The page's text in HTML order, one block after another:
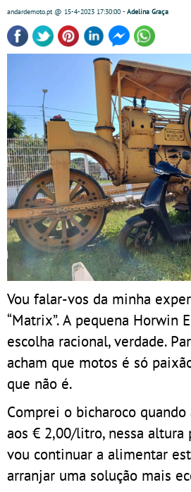
andardemoto.pt@ 15-4-2023 17:30:00 - Adelina Graça
Vou falar-vos da minha
“Matrix”. A pequena Horwin
escolha racional, verdade.
acham que motos é só
que não é.
Comprei o bicharoco
aos € 2,00/litro, nessa altura
vou continuar a alimentar
arranjar uma solução mais